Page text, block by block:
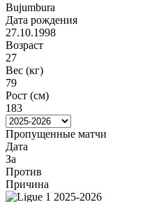
Bujumbura
Дата рождения
27.10.1998
Возраст
27
Вес (кг)
79
Рост (см)
183
Пропущенные матчи
Дата
За
Против
Причина